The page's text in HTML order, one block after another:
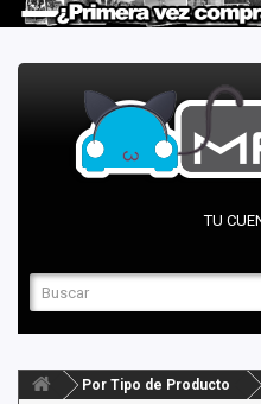
TU
Por Tipo de Producto